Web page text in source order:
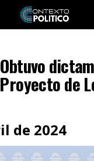
de
de 2024